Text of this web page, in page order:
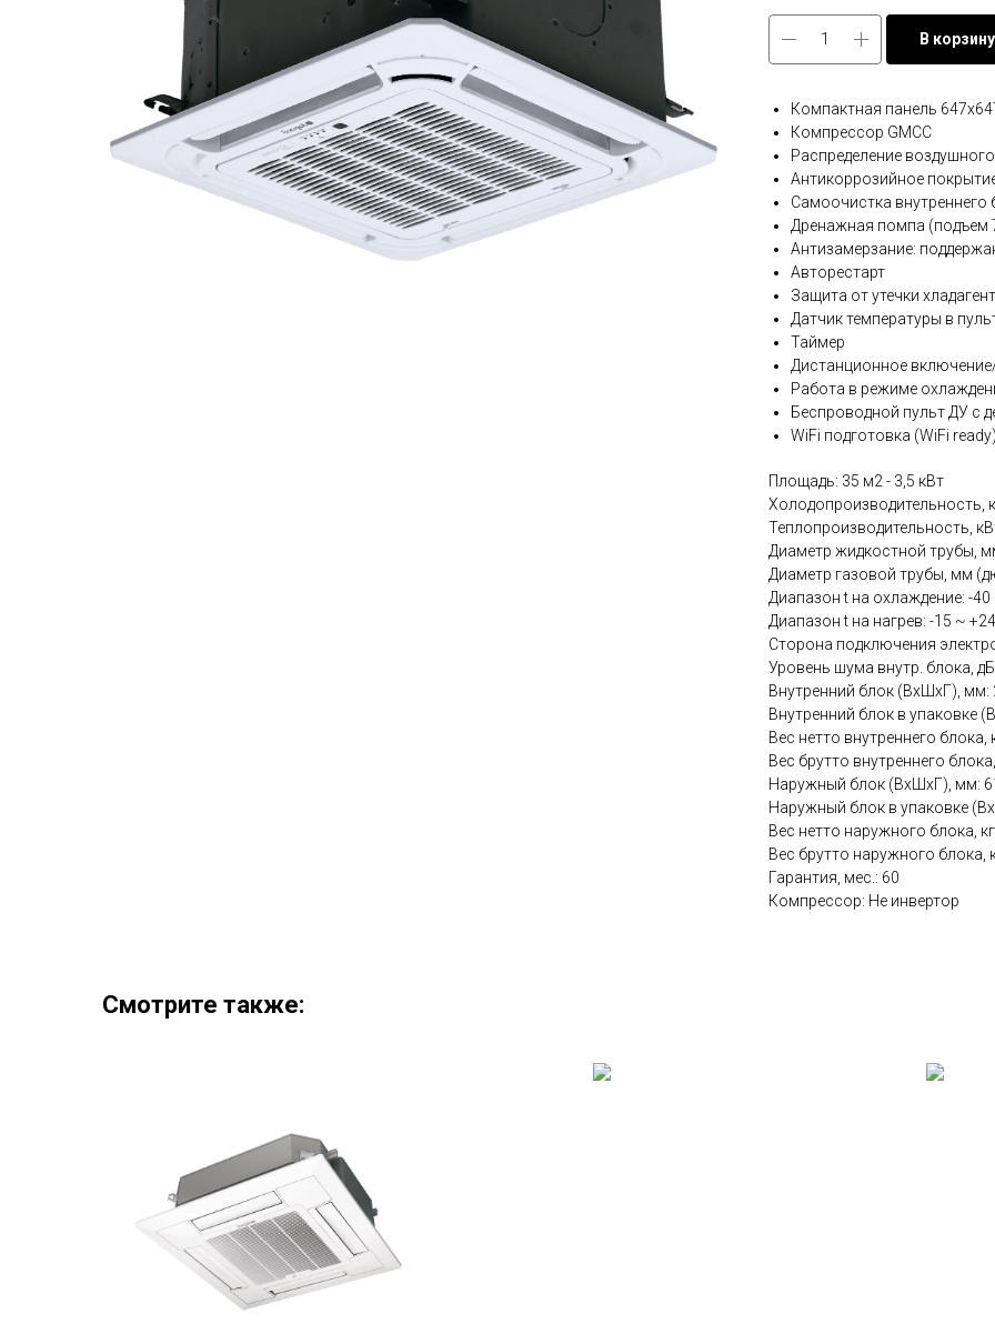
В корзину
Компактная панель
Компрессор GMCC
Распределение
Антикоррозийное
Самоочистка внутреннего
Дренажная помпа (подъем
Антизамерзание:
Авторестарт
Защита от утечки
Датчик температуры в
Таймер
Дистанционное
Работа в режиме
Беспроводной пульт ДУ с
WiFi подготовка (WiFi ready)
Площадь: 35 м2 - 3,5 кВт
Холодопроизводительность,
Теплопроизводительность,
Диаметр жидкостной трубы,
Диаметр газовой трубы, мм
Диапазон t на охлаждение: -40
Диапазон t на нагрев: -15 ~ +24
Сторона подключения
Уровень шума внутр. блока,
Внутренний блок (ВхШхГ), мм:
Внутренний блок в упаковке
Вес нетто внутреннего блока,
Вес брутто внутреннего
Наружный блок (ВхШхГ), мм:
Наружный блок в упаковке
Вес нетто наружного блока,
Вес брутто наружного блока,
Гарантия, мес.: 60
Компрессор: Не инвертор
Смотрите также: